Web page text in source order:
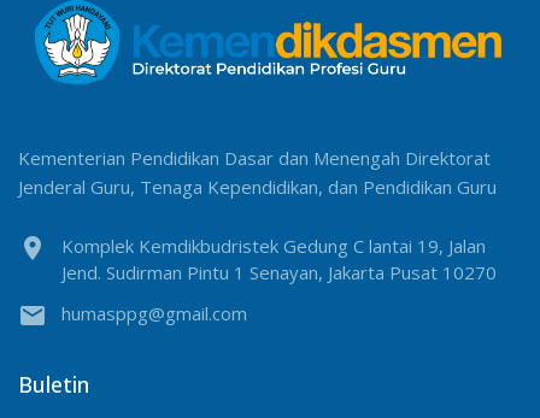
Kementerian Pendidikan Dasar dan Menengah Direktorat
Jenderal Guru, Tenaga Kependidikan, dan Pendidikan Guru
location_on
Komplek Kemdikbudristek Gedung C lantai 19, Jalan
Jend. Sudirman Pintu 1 Senayan, Jakarta Pusat 10270
email humasppg@gmail.com
Buletin